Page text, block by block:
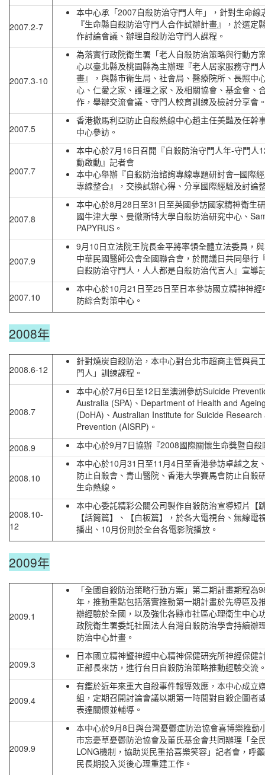
2007.2-7
本中心承「2007自殺防治守門人年」，針對生命線
『生命縣自殺防治守門人合作試辦計畫』，於選定
作討論會議、辦理自殺防治守門人課程。
2007.3-10
為落實行政院衛生署「老人自殺防治策略與行動方
心以臺北縣及桃園縣為主辦理『老人居家服務守門
畫』，與縣市衛生局、社會局、醫療院所、長照中
心、仁愛之家、護理之家、及相關協會、基金會、
作，舉辦交流會議、守門人較育訓練及檢討分享會
2007.5
香港撒馬利亞防止自殺熱線中心趙主任美豔及任幹
中心參訪。
2007.7
本中心於7月16日召開『自殺防治守門人年-守門人
動啟動』記者會
本中心舉辦『自殺防治諮詢專線專題研討會─國際
專線整合』，交換試辦心得、分享國際經驗及討論
2007.8
本中心於8月28日至31日至英國參訪國家精神衛生
國牛津大學、曼徹斯特大學自殺防治研究中心、
PAPYRUS。
2007.9
9月10日立法院王院長金平將率領全體立法委員，
中華民國醫師公會全國聯合會，於開議日共同舉行
自殺防治守門人，人人都是自殺防治代言人』宣導
2007.10
本中心於10月21日至25日至日本參訪國立精神神經
防綜合對策中心。
2008年
2008.6-12
針對燒炭自殺防治，本中心對台北市超商主管與員
門人」訓練課程。
2008.7
本中心於7月6日至12日至澳洲參訪Suicide
Australia (SPA)、Department of Health and
(DoHA)、Australian Institute for Suicide Research
Prevention (AISRP)。
2008.9
本中心於9月7日協辦『2008國際關懷生命獎暨自殺
2008.10
本中心於10月31日至11月4日至香港參訪卓越之友
防止自殺會、青山醫院、香港大學賽馬會防止自殺
生命熱線。
2008.10-
12
本中心委託精彩公關公司製作自殺防治宣導短片【
【話筒篇】、【白板篇】，於各大電視台、無線電
播出、10月份則於全台各電影院播放。
2009年
2009.1
「全國自殺防治策略行動方案」第二期計畫期程為
年，推動重點包括落實推動第一期計畫於先導區及
辦經驗於全國，以及強化各縣市社區心理衛生中心
政院衛生署委託社團法人台灣自殺防治學會持續辦
防治中心計畫。
2009.3
日本國立精神暨神經中心精神保健研究所神經保健
正部長來訪，進行台日自殺防治策略推動經驗交流
2009.4
有鑑於近年來重大自殺事件報導效應，本中心成立
組，定期召開討論會議以期第一時間對自殺企圖者
表達關懷並輔導。
2009.9
本中心於9月8日與台灣憂鬱症防治協會喜博樂推動
市忘憂草憂鬱防治協會及董氏基金會共同辦理「全
LONG機制，協助災民重拾喜樂笑容」記者會，呼
民長期投入災後心理重建工作。